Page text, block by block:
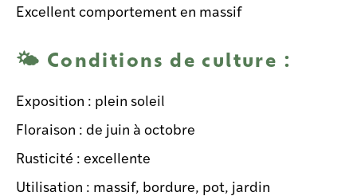
Excellent comportement en massif
🌤 Conditions de culture :
Exposition : plein soleil
Floraison : de juin à octobre
Rusticité : excellente
Utilisation : massif, bordure, pot, jardin